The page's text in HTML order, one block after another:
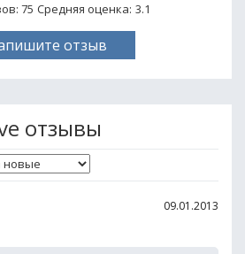
75 Средняя оценка: 3.1
отзыв
отзывы
09.01.2013